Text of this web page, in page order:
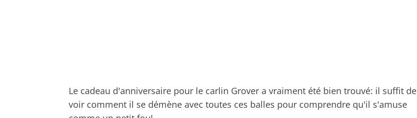
Le cadeau d'anniversaire pour le carlin Grover a vraiment été bien trouvé: il suffit de
voir comment il se démène avec toutes ces balles pour comprendre qu'il s'amuse